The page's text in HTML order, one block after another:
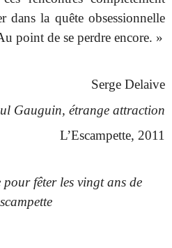
dans la quête obsessionnelle
point de se perdre encore. »
Serge Delaive
Gauguin, étrange attraction
L’Escampette, 2011
fêter les vingt ans de